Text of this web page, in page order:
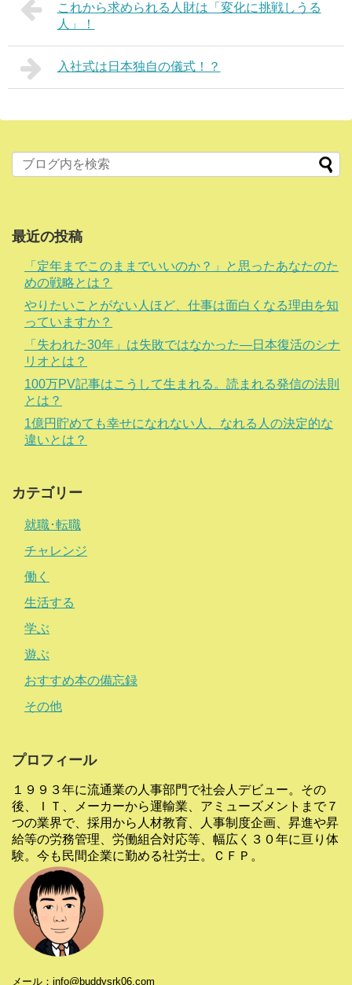
これから求められる人財は「変化に挑戦しうる
人」！
入社式は日本独自の儀式！？
最近の投稿
「定年までこのままでいいのか？」と思ったあなたのた
めの戦略とは？
やりたいことがない人ほど、仕事は面白くなる理由を知
っていますか？
「失われた30年」は失敗ではなかった―日本復活のシナ
リオとは？
100万PV記事はこうして生まれる。読まれる発信の法則
とは？
1億円貯めても幸せになれない人、なれる人の決定的な
違いとは？
カテゴリー
就職･転職
チャレンジ
働く
生活する
学ぶ
遊ぶ
おすすめ本の備忘録
その他
プロフィール
１９９３年に流通業の人事部門で社会人デビュー。その
後、ＩＴ、メーカーから運輸業、アミューズメントまで７
つの業界で、採用から人材教育、人事制度企画、昇進や昇
給等の労務管理、労働組合対応等、幅広く３０年に亘り体
験。今も民間企業に勤める社労士。ＣＦＰ。
メール：info@buddysrk06.com